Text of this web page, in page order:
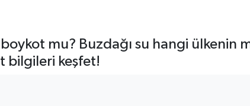
mu? Buzdağı su hangi ülkenin
bilgileri keşfet!